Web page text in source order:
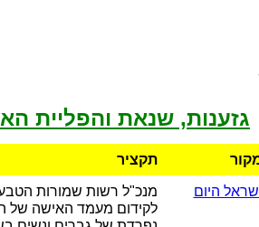
גזענות, שנאת והפליית
תקציר
היום
מנכ"ל רשות שמורות הטבע
לקידום מעמד האישה של